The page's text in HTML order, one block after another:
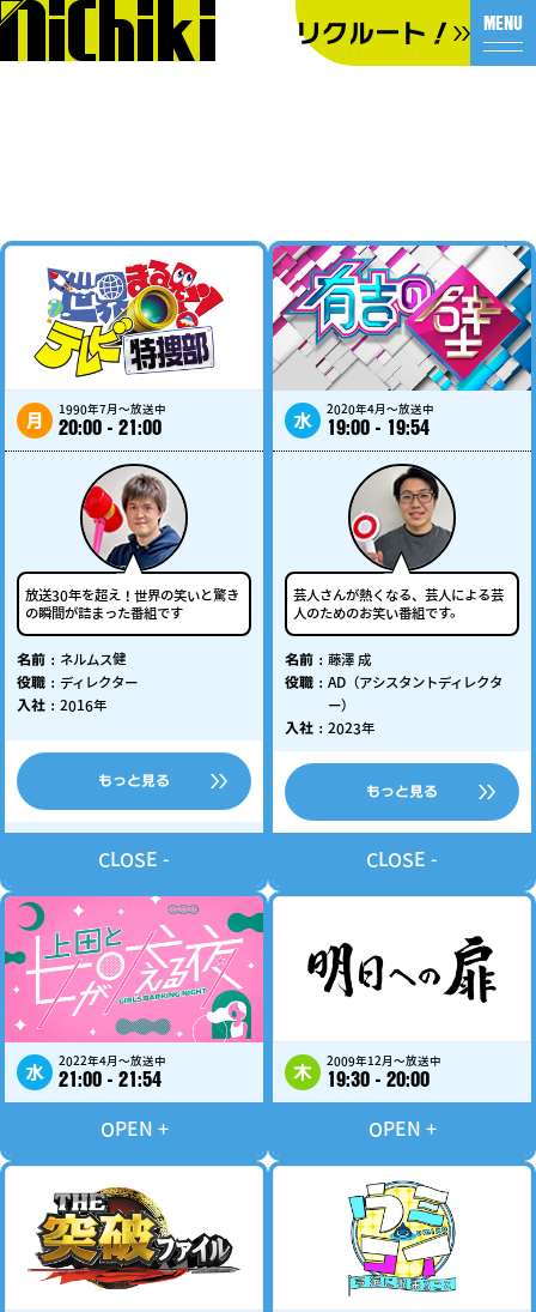
リクルート！
月 1990年7月～放送中
20:00 - 21:00
放送30年を超え！世界の笑いと驚き
の瞬間が詰まった番組です
名前 ネルムス健
役職 ディレクター
入社 2016年
もっと見る
水 2020年4月～放送中
19:00 - 19:54
芸人さんが熱くなる、芸人による芸
人のためのお笑い番組です。
名前 藤澤 成
役職
AD（アシスタントディレクタ
ー）
入社 2023年
もっと見る
水 2022年4月～放送中
21:00 - 21:54 木 2009年12月～放送中
19:30 - 20:00